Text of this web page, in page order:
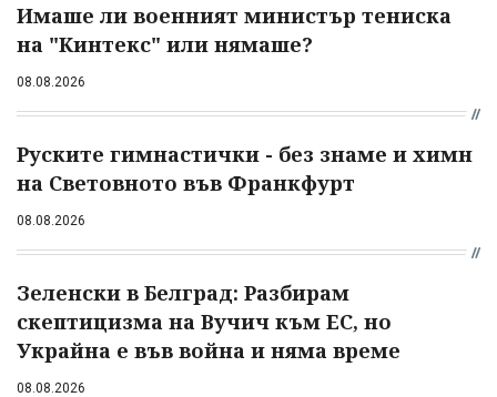
Имаше ли военният министър тениска
на "Кинтекс" или нямаше?
08.08.2026
Руските гимнастички - без знаме и химн
на Световното във Франкфурт
08.08.2026
Зеленски в Белград: Разбирам
скептицизма на Вучич към ЕС, но
Украйна е във война и няма време
08.08.2026